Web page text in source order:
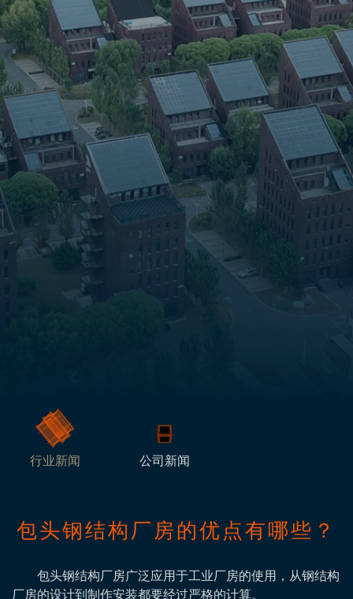
行业新闻 公司新闻
包头钢结构厂房的优点有哪些？
包头钢结构厂房广泛应用于工业厂房的使用，从钢结构
厂房的设计到制作安装都要经过严格的计算。